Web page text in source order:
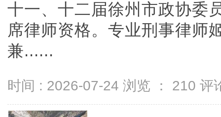
十一、十二届徐州市政协委
席律师资格。专业刑事律师
兼......
时间 : 2026-07-24 浏览 ： 210 评